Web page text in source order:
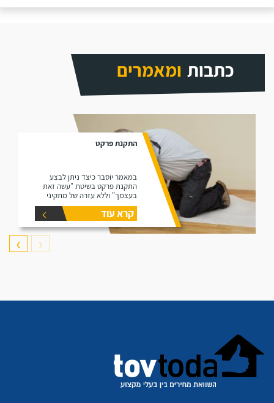
כתבות ומאמרים
התקנת פרקט
במאמר יוסבר כיצד ניתן לבצע
התקנת פרקט בשיטת "עשה זאת
בעצמך" וללא עזרה של מתקיני
פרקטים.
קרא עוד
❮
❯